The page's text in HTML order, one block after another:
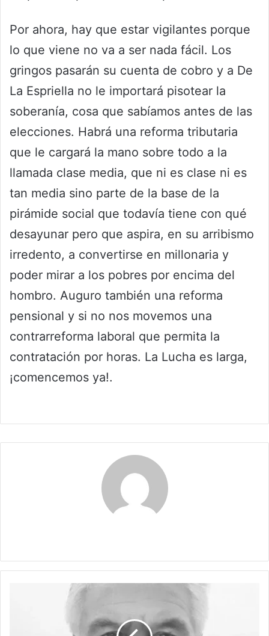
Por ahora, hay que estar vigilantes porque
lo que viene no va a ser nada fácil. Los
gringos pasarán su cuenta de cobro y a De
La Espriella no le importará pisotear la
soberanía, cosa que sabíamos antes de las
elecciones. Habrá una reforma tributaria
que le cargará la mano sobre todo a la
llamada clase media, que ni es clase ni es
tan media sino parte de la base de la
pirámide social que todavía tiene con qué
desayunar pero que aspira, en su arribismo
irredento, a convertirse en millonaria y
poder mirar a los pobres por encima del
hombro. Auguro también una reforma
pensional y si no nos movemos una
contrarreforma laboral que permita la
contratación por horas. La Lucha es larga,
¡comencemos ya!.